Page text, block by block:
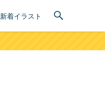
新着イラスト